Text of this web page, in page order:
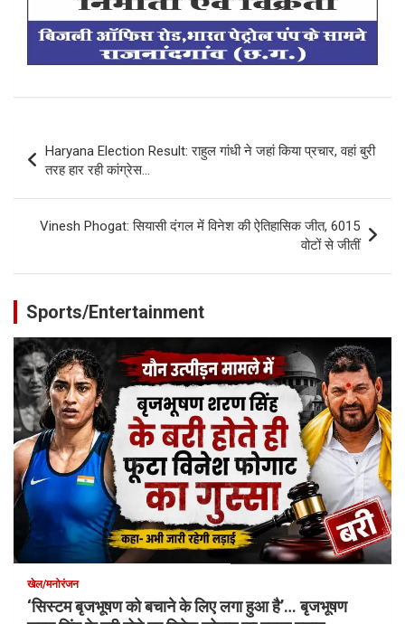
navigation
Haryana Election Result: राहुल गांधी ने जहां किया प्रचार, वहां बुरी
तरह हार रही कांग्रेस…
Vinesh Phogat: सियासी दंगल में विनेश की ऐतिहासिक जीत, 6015
वोटों से जीतीं
Sports/Entertainment
खेल/मनोरंजन
‘सिस्टम बृजभूषण को बचाने के लिए लगा हुआ है’… बृजभूषण